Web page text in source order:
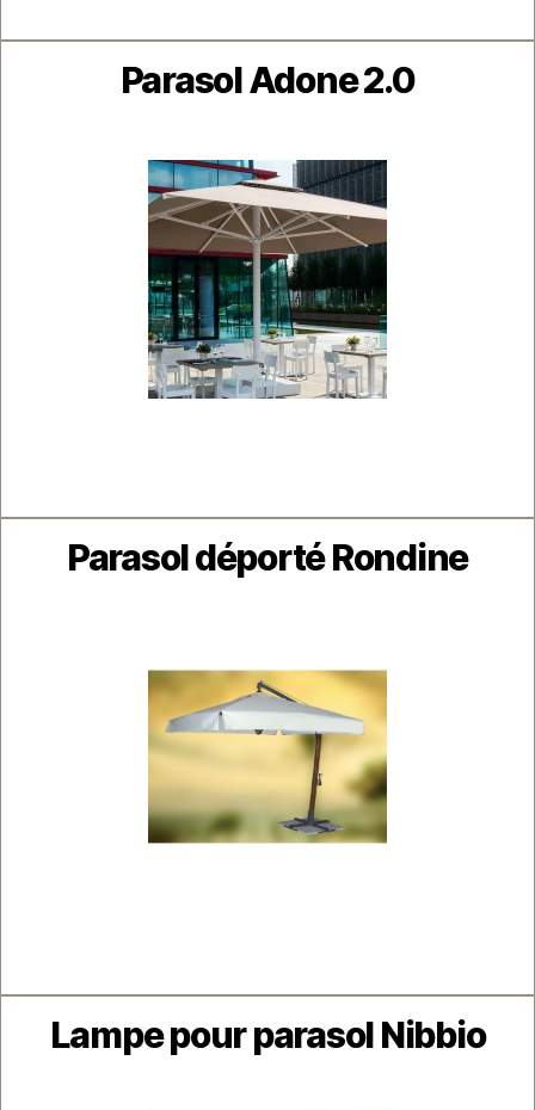
Catégories
Parasol Adone 2.0
Catégories
Parasol déporté Rondine
Catégories
Lampe pour parasol Nibbio